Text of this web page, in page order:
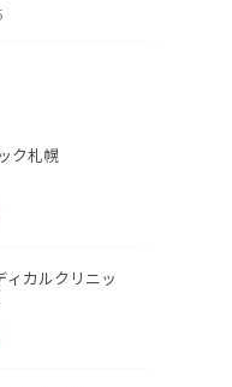
に本気で答え
ク札幌
ィカルクリニッ